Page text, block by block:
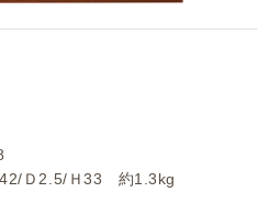
42/Ｄ2.5/Ｈ33 約1.3kg